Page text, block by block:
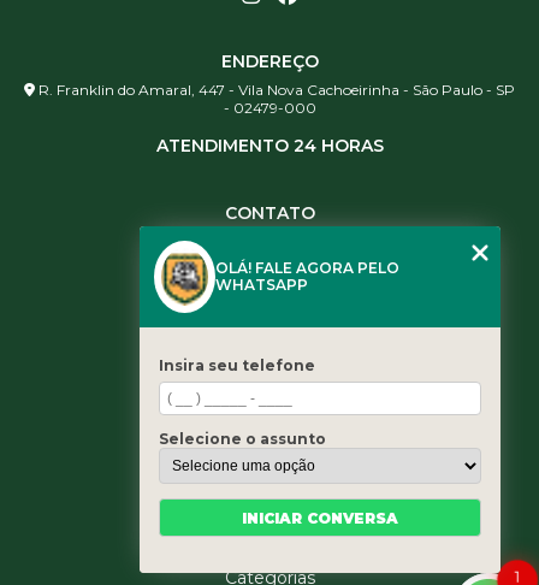
ENDEREÇO
R. Franklin do Amaral, 447 - Vila Nova Cachoeirinha - São Paulo - SP
- 02479-000
ATENDIMENTO 24 HORAS
CONTATO
(11) 3461-5871
contato@leaoservicos.com.br
Home
Quem somos
Serviços
Blog
Categorias
1
OLÁ! FALE AGORA PELO
WHATSAPP
Insira seu telefone
Selecione o assunto
INICIAR CONVERSA